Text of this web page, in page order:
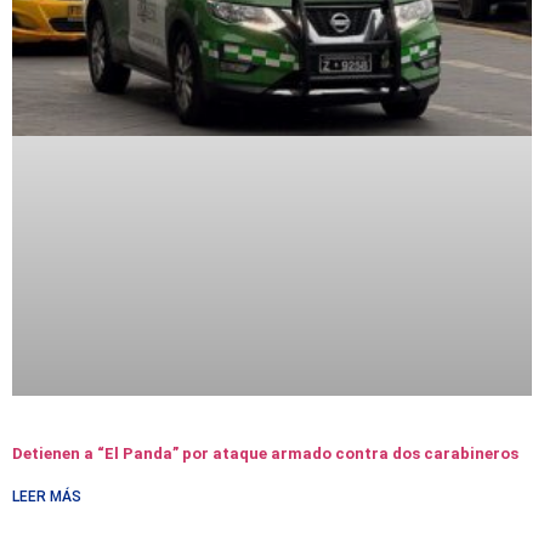
Detienen a “El Panda” por ataque armado contra dos carabineros
LEER MÁS